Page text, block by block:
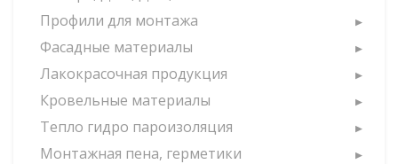
Профили для монтажа
Фасадные материалы
Лакокрасочная продукция
Кровельные материалы
Тепло гидро пароизоляция
Монтажная пена, герметики